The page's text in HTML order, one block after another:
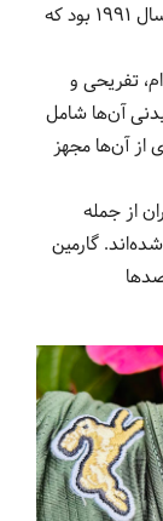
محصول تولیدی این شرکت یک گیرنده GPS در سال 1991 بود که
تفریحی و
آن‌ها شامل
آن‌ها مجهز
از جمله
گارمین
صدها